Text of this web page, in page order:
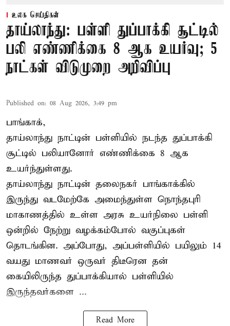
உலக செய்திகள்
தாய்லாந்து: பள்ளி துப்பாக்கி சூட்டில்
பலி எண்ணிக்கை 8 ஆக உயர்வு; 5
நாட்கள் விடுமுறை அறிவிப்பு
Published on: 08 Aug 2026, 3:49 pm
பாங்காக்,
தாய்லாந்து நாட்டின் பள்ளியில் நடந்த துப்பாக்கி
சூட்டில் பலியானோர் எண்ணிக்கை 8 ஆக
உயர்ந்துள்ளது.
தாய்லாந்து நாட்டின் தலைநகர் பாங்காக்கில்
இருந்து வடமேற்கே அமைந்துள்ள நொந்தபுரி
மாகாணத்தில் உள்ள அரசு உயர்நிலை பள்ளி
ஒன்றில் நேற்று வழக்கம்போல் வகுப்புகள்
தொடங்கின. அப்போது, அப்பள்ளியில் பயிலும் 14
வயது மாணவர் ஒருவர் திடீரென தன்
கையிலிருந்த துப்பாக்கியால் பள்ளியில்
இருந்தவர்களை ...
Read More